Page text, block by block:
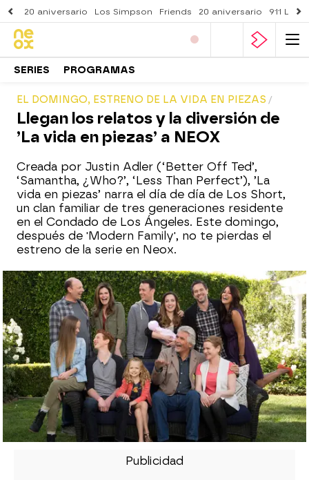
20 aniversario Los Simpson Friends 20 aniversario 911
SERIES PROGRAMAS
EL DOMINGO, ESTRENO DE LA VIDA EN PIEZAS
Llegan los relatos y la diversión de
’La vida en piezas’ a NEOX
Creada por Justin Adler (‘Better Off Ted’,
‘Samantha, ¿Who?’, ‘Less Than Perfect’), ’La
vida en piezas’ narra el día de día de Los Short,
un clan familiar de tres generaciones residente
en el Condado de Los Ángeles. Este domingo,
después de 'Modern Family', no te pierdas el
estreno de la serie en Neox.